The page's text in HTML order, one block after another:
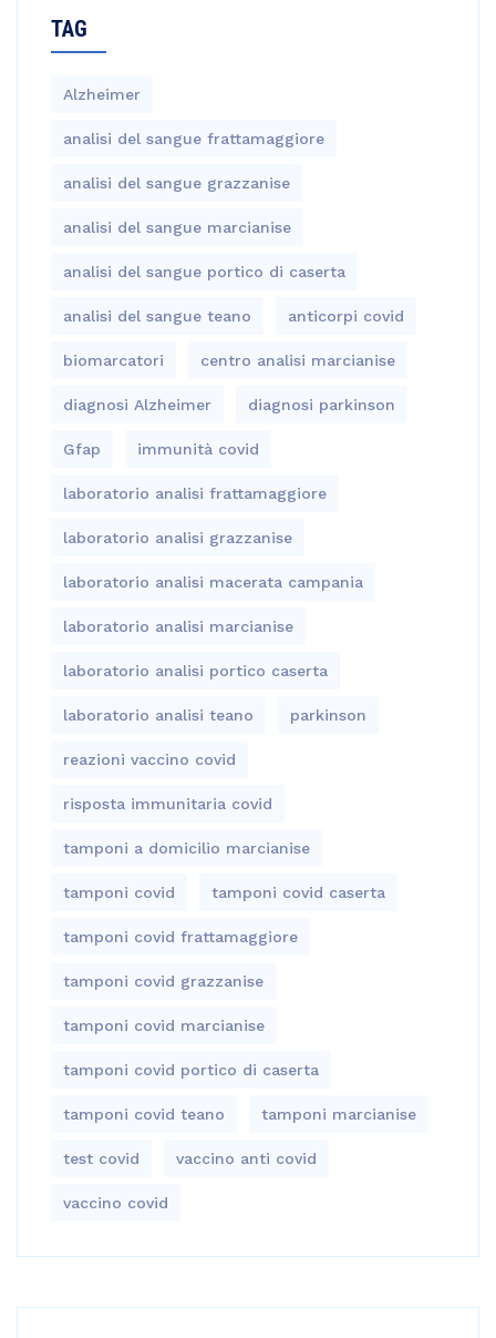
TAG
Alzheimer
analisi del sangue frattamaggiore
analisi del sangue grazzanise
analisi del sangue marcianise
analisi del sangue portico di caserta
analisi del sangue teano anticorpi covid
biomarcatori centro analisi marcianise
diagnosi Alzheimer diagnosi parkinson
Gfap immunità covid
laboratorio analisi frattamaggiore
laboratorio analisi grazzanise
laboratorio analisi macerata campania
laboratorio analisi marcianise
laboratorio analisi portico caserta
laboratorio analisi teano parkinson
reazioni vaccino covid
risposta immunitaria covid
tamponi a domicilio marcianise
tamponi covid tamponi covid caserta
tamponi covid frattamaggiore
tamponi covid grazzanise
tamponi covid marcianise
tamponi covid portico di caserta
tamponi covid teano tamponi marcianise
test covid vaccino anti covid
vaccino covid